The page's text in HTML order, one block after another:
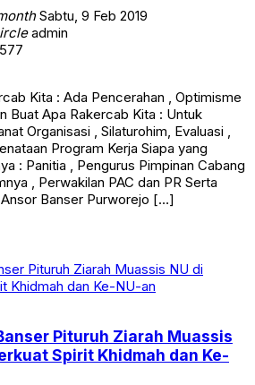
Sabtu, 9 Feb 2019
admin
Kita : Ada Pencerahan , Optimisme
Buat Apa Rakercab Kita : Untuk
Organisasi , Silaturohim, Evaluasi ,
Program Kerja Siapa yang
: Panitia , Pengurus Pimpinan Cabang
, Perwakilan PAC dan PR Serta
Banser Purworejo […]
Pituruh Ziarah Muassis
Spirit Khidmah dan Ke-